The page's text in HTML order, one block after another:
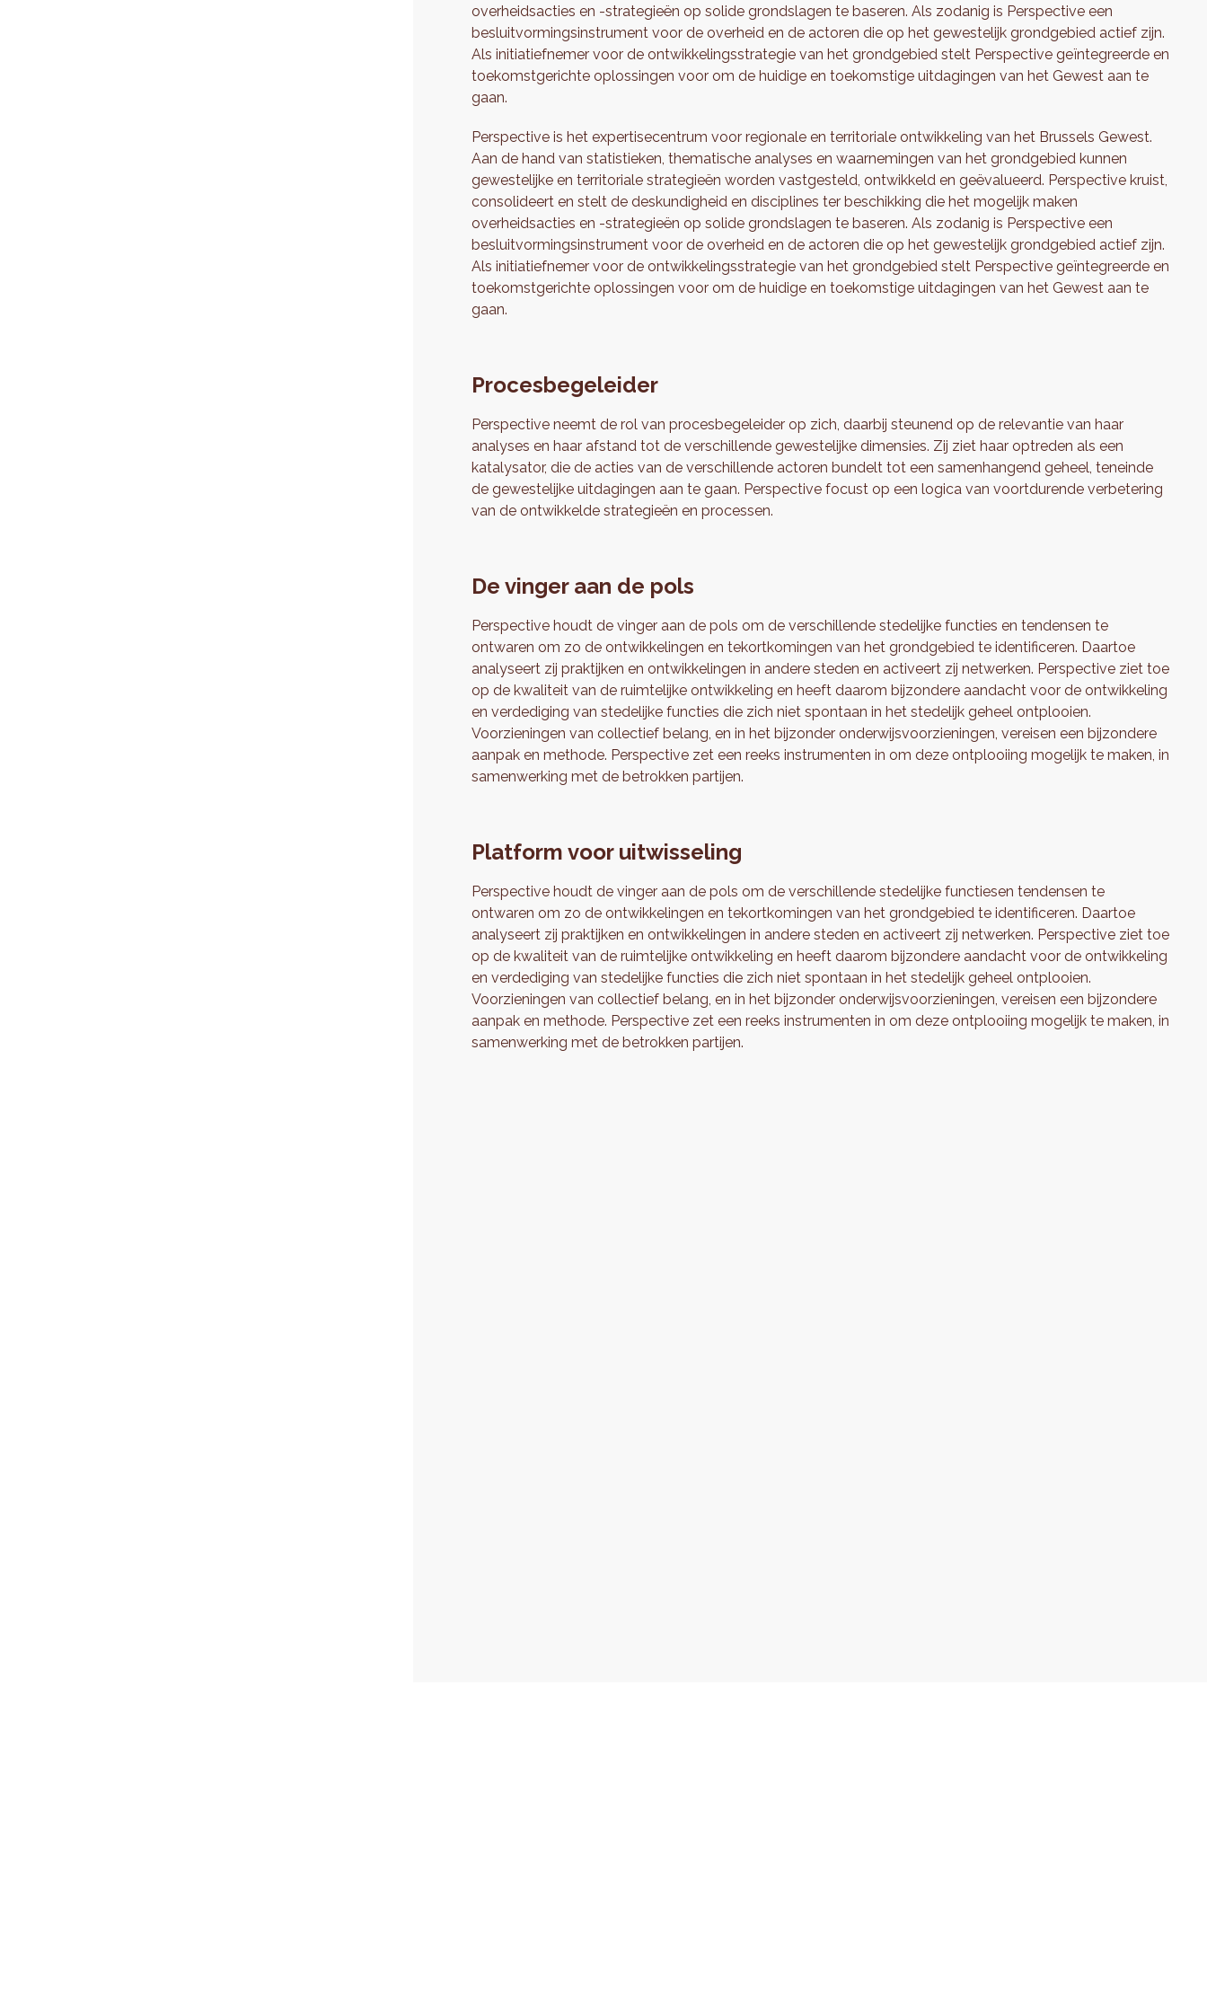
overheidsacties en -strategieën op solide grondslagen te baseren. Als zodanig is Perspective een
besluitvormingsinstrument voor de overheid en de actoren die op het gewestelijk grondgebied actief zijn.
Als initiatiefnemer voor de ontwikkelingsstrategie van het grondgebied stelt Perspective geïntegreerde en
toekomstgerichte oplossingen voor om de huidige en toekomstige uitdagingen van het Gewest aan te
gaan.
Perspective is het expertisecentrum voor regionale en territoriale ontwikkeling van het Brussels Gewest.
Aan de hand van statistieken, thematische analyses en waarnemingen van het grondgebied kunnen
gewestelijke en territoriale strategieën worden vastgesteld, ontwikkeld en geëvalueerd. Perspective kruist,
consolideert en stelt de deskundigheid en disciplines ter beschikking die het mogelijk maken
overheidsacties en -strategieën op solide grondslagen te baseren. Als zodanig is Perspective een
besluitvormingsinstrument voor de overheid en de actoren die op het gewestelijk grondgebied actief zijn.
Als initiatiefnemer voor de ontwikkelingsstrategie van het grondgebied stelt Perspective geïntegreerde en
toekomstgerichte oplossingen voor om de huidige en toekomstige uitdagingen van het Gewest aan te
gaan.
Procesbegeleider
Perspective neemt de rol van procesbegeleider op zich, daarbij steunend op de relevantie van haar
analyses en haar afstand tot de verschillende gewestelijke dimensies. Zij ziet haar optreden als een
katalysator, die de acties van de verschillende actoren bundelt tot een samenhangend geheel, teneinde
de gewestelijke uitdagingen aan te gaan. Perspective focust op een logica van voortdurende verbetering
van de ontwikkelde strategieën en processen.
De vinger aan de pols
Perspective houdt de vinger aan de pols om de verschillende stedelijke functies en tendensen te
ontwaren om zo de ontwikkelingen en tekortkomingen van het grondgebied te identificeren. Daartoe
analyseert zij praktijken en ontwikkelingen in andere steden en activeert zij netwerken. Perspective ziet toe
op de kwaliteit van de ruimtelijke ontwikkeling en heeft daarom bijzondere aandacht voor de ontwikkeling
en verdediging van stedelijke functies die zich niet spontaan in het stedelijk geheel ontplooien.
Voorzieningen van collectief belang, en in het bijzonder onderwijsvoorzieningen, vereisen een bijzondere
aanpak en methode. Perspective zet een reeks instrumenten in om deze ontplooiing mogelijk te maken, in
samenwerking met de betrokken partijen.
Platform voor uitwisseling
Perspective houdt de vinger aan de pols om de verschillende stedelijke functiesen tendensen te
ontwaren om zo de ontwikkelingen en tekortkomingen van het grondgebied te identificeren. Daartoe
analyseert zij praktijken en ontwikkelingen in andere steden en activeert zij netwerken. Perspective ziet toe
op de kwaliteit van de ruimtelijke ontwikkeling en heeft daarom bijzondere aandacht voor de ontwikkeling
en verdediging van stedelijke functies die zich niet spontaan in het stedelijk geheel ontplooien.
Voorzieningen van collectief belang, en in het bijzonder onderwijsvoorzieningen, vereisen een bijzondere
aanpak en methode. Perspective zet een reeks instrumenten in om deze ontplooiing mogelijk te maken, in
samenwerking met de betrokken partijen.